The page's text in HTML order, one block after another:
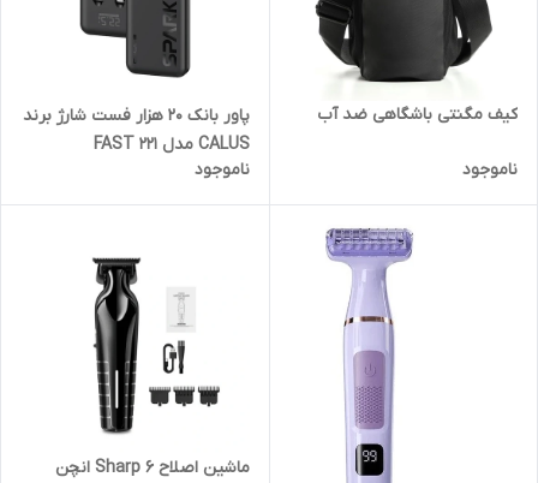
کیف مگنتی باشگاهی ضد آب
ناموجود
پاور بانک ۲۰ هزار فست شارژ برند
CALUS مدل FAST 221
ناموجود
ماشین اصلاح Sharp 6 انچن